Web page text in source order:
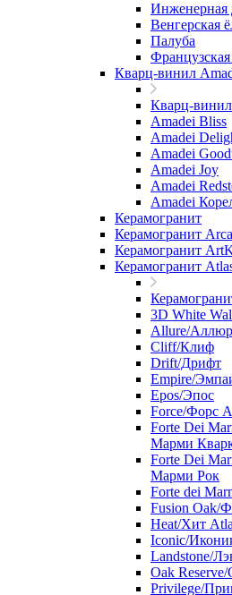
Инженерная
Венгерская
Палуба
Французская
Кварц-винил
Кварц-
Amadei Bliss
Amadei
Amadei
Amadei Joy
Amadei
Amadei
Керамогранит
Керамогранит
Керамогранит
Керамогранит
3D White
Allure/
Cliff/Клиф
Drift/Дрифт
Empire/
Epos/Эпос
Force/Фoрс
Forte Dei
Марми
Forte Dei
Марми Рок
Forte dei
Fusion Oak/
Heat/Xит
Iconic/
Landstone/
Oak
Privilege/